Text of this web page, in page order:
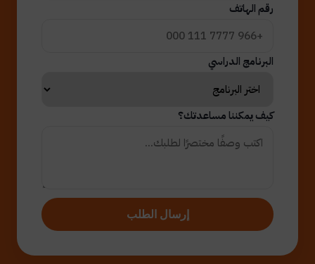
رقم الهاتف
البرنامج الدراسي
كيف يمكننا مساعدتك؟
إرسال الطلب